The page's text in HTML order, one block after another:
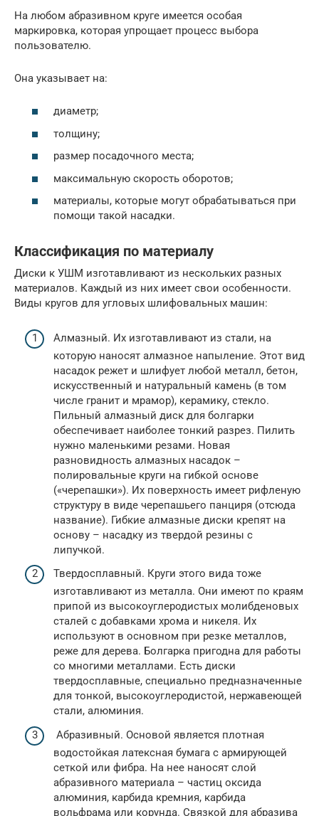
На любом абразивном круге имеется особая
маркировка, которая упрощает процесс выбора
пользователю.
Она указывает на:
диаметр;
толщину;
размер посадочного места;
максимальную скорость оборотов;
материалы, которые могут обрабатываться при
помощи такой насадки.
Классификация по материалу
Диски к УШМ изготавливают из нескольких разных
материалов. Каждый из них имеет свои особенности.
Виды кругов для угловых шлифовальных машин:
Алмазный. Их изготавливают из стали, на
которую наносят алмазное напыление. Этот вид
насадок режет и шлифует любой металл, бетон,
искусственный и натуральный камень (в том
числе гранит и мрамор), керамику, стекло.
Пильный алмазный диск для болгарки
обеспечивает наиболее тонкий разрез. Пилить
нужно маленькими резами. Новая
разновидность алмазных насадок –
полировальные круги на гибкой основе
(«черепашки»). Их поверхность имеет рифленую
структуру в виде черепашьего панциря (отсюда
название). Гибкие алмазные диски крепят на
основу – насадку из твердой резины с
липучкой.
Твердосплавный. Круги этого вида тоже
изготавливают из металла. Они имеют по краям
припой из высокоуглеродистых молибденовых
сталей с добавками хрома и никеля. Их
используют в основном при резке металлов,
реже для дерева. Болгарка пригодна для работы
со многими металлами. Есть диски
твердосплавные, специально предназначенные
для тонкой, высокоуглеродистой, нержавеющей
стали, алюминия.
Абразивный. Основой является плотная
водостойкая латексная бумага с армирующей
сеткой или фибра. На нее наносят слой
абразивного материала – частиц оксида
алюминия, карбида кремния, карбида
вольфрама или корунда. Связкой для абразива